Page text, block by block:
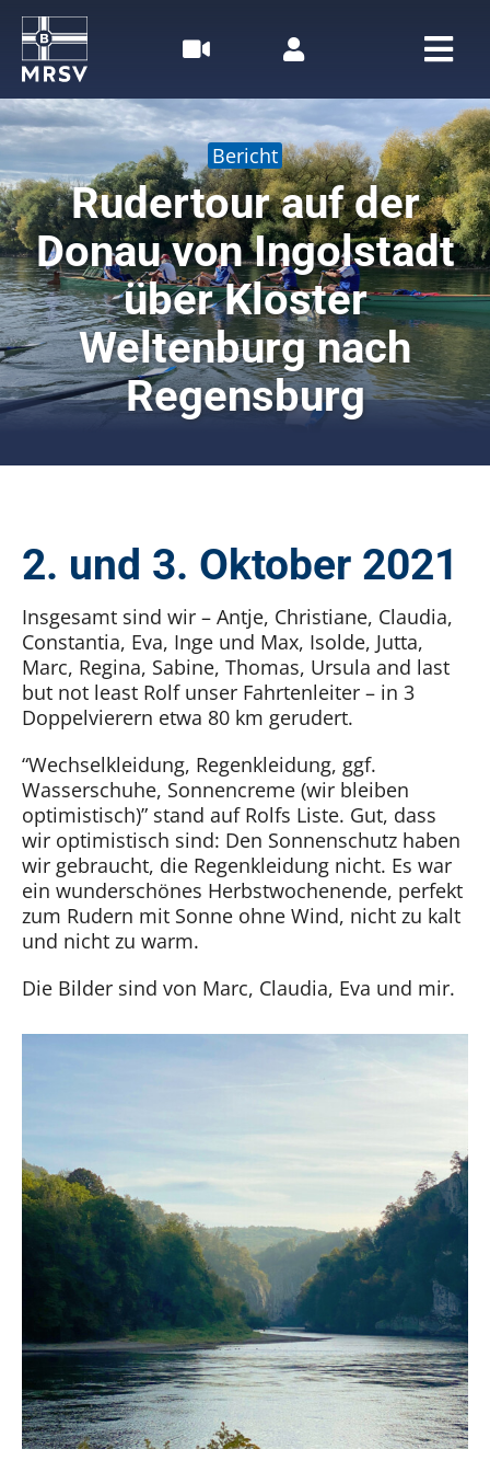
Zum
Inhalt
springen
Home
Rudern
Segeln
Der MRSV
Aktuelles
SUCHE
NACH:
Bericht
Rudertour auf der
Donau von Ingolstadt
über Kloster
Weltenburg nach
Regensburg
2. und 3. Oktober 2021
Insgesamt sind wir – Antje, Christiane, Claudia,
Constantia, Eva, Inge und Max, Isolde, Jutta,
Marc, Regina, Sabine, Thomas, Ursula and last
but not least Rolf unser Fahrtenleiter – in 3
Doppelvierern etwa 80 km gerudert.
“Wechselkleidung, Regenkleidung, ggf.
Wasserschuhe, Sonnencreme (wir bleiben
optimistisch)” stand auf Rolfs Liste. Gut, dass
wir optimistisch sind: Den Sonnenschutz haben
wir gebraucht, die Regenkleidung nicht. Es war
ein wunderschönes Herbstwochenende, perfekt
zum Rudern mit Sonne ohne Wind, nicht zu kalt
und nicht zu warm.
Die Bilder sind von Marc, Claudia, Eva und mir.